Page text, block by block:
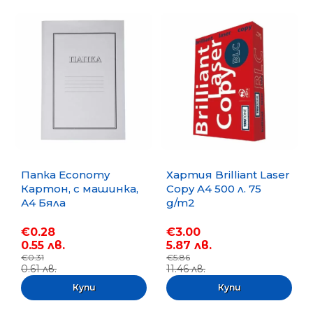
Папка Economy
Картон, с машинка,
А4 Бяла
€0.28
0.55 лв.
€0.31
0.61 лв.
Хартия Brilliant Laser
Copy A4 500 л. 75
g/m2
€3.00
5.87 лв.
€5.86
11.46 лв.